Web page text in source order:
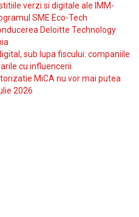
verzi si digitale ale IMM-
SME Eco-Tech
Deloitte Technology
sub lupa fiscului: companiile
cu influencerii
MiCA nu vor mai putea
2026